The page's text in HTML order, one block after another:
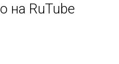
на RuTube